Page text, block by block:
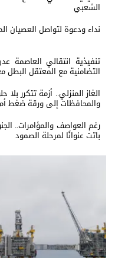
الشعبي
نداء ودعوة لتواصل
تنفيذية انتقالي العاصمة
التضامنية مع المعتقل
الغاز المنزلي.. أزمة تتكرر
والمحافظات إلى ورقة ضغط أم
رغم العواصف والمؤامرات..
باتت عنوانًا لمرحلة الصمود